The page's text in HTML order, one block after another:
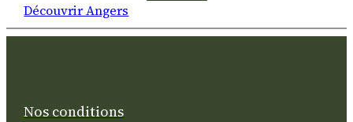
Découvrir Angers
Nos conditions